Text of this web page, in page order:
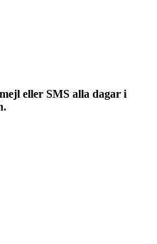
eller SMS alla dagar i